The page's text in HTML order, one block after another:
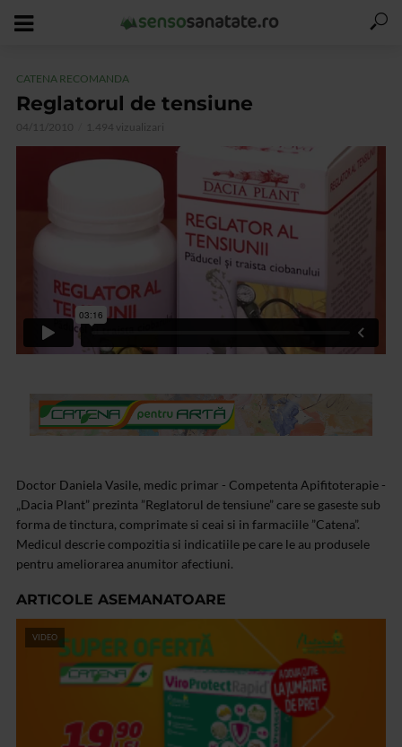
CATENA RECOMANDA
Reglatorul de tensiune
04/11/2010 1.494 vizualizari
Doctor Daniela Vasile, medic primar - Competenta Apifitoterapie -
„Dacia Plant” prezinta ”Reglatorul de tensiune” care se gaseste sub
forma de tinctura, comprimate si ceai si in farmaciile ”Catena”.
Medicul descrie compozitia si indicatiile pe care le au produsele
pentru ameliorarea anumitor afectiuni.
ARTICOLE ASEMANATOARE
VIDEO